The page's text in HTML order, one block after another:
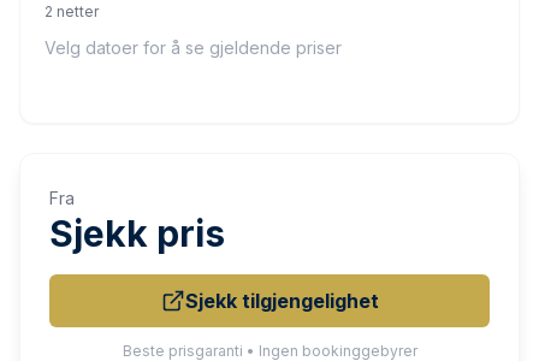
2 netter
Velg datoer for å se gjeldende priser
Fra
Sjekk pris
Sjekk tilgjengelighet
Beste prisgaranti • Ingen bookinggebyrer